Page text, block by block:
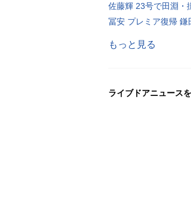
佐藤輝 23号で田淵・
冨安 プレミア復帰 鎌
もっと見る
ライブドアニュース